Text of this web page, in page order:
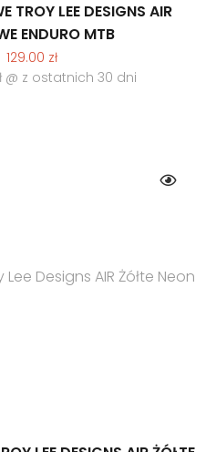
TROY LEE DESIGNS AIR
ENDURO MTB
Pierwotna
cena
129.00 zł
cena
@ z ostatnich 30 dni